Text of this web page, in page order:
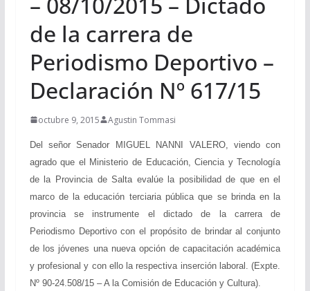
de la carrera de
Periodismo Deportivo –
Declaración Nº 617/15
octubre 9, 2015 Agustin Tommasi
Del señor Senador MIGUEL NANNI VALERO, viendo con
agrado que el Ministerio de Educación, Ciencia y Tecnología
de la Provincia de Salta evalúe la posibilidad de que en el
marco de la educación terciaria pública que se brinda en la
provincia se instrumente el dictado de la carrera de
Periodismo Deportivo con el propósito de brindar al conjunto
de los jóvenes una nueva opción de capacitación académica
y profesional y con ello la respectiva inserción laboral. (Expte.
Nº 90-24.508/15 – A la Comisión de Educación y Cultura).